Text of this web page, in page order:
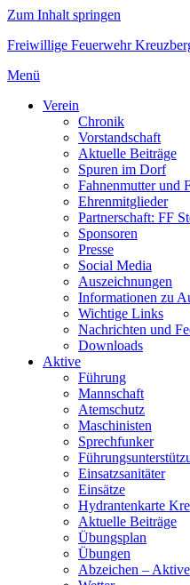
Zum Inhalt springen
Freiwillige Feuerwehr
Menü
Verein
Chronik
Vorstandschaft
Aktuelle Beiträge
Spuren im Dorf
Fahnenmutter und
Ehrenmitglieder
Partnerschaft: FF
Sponsoren
Presse
Social Media
Auszeichnungen
Informationen zu
Wichtige Links
Nachrichten und
Downloads
Aktive
Führung
Mannschaft
Atemschutz
Maschinisten
Sprechfunker
Einsatzsanitäter
Einsätze
Hydrantenkarte
Aktuelle Beiträge
Übungsplan
Übungen
Abzeichen –